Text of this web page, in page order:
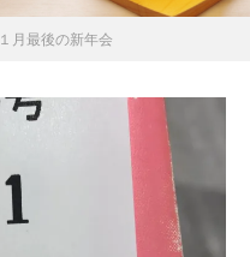
１月最後の新年会